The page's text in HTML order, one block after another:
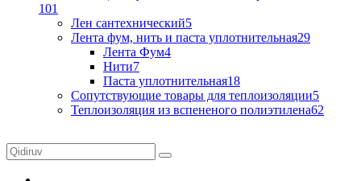
101
Лен сантехнический5
Лента фум, нить и паста уплотнительная29
Лента Фум4
Нити7
Паста уплотнительная18
Сопутствующие товары для теплоизоляции5
Теплоизоляция из вспененого полиэтилена62